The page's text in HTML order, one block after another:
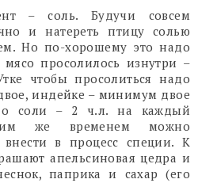
– соль. Будучи совсем
и натереть птицу солью
Но по-хорошему это надо
мясо просолилось изнутри –
чтобы просолиться надо
индейке – минимум двое
соли – 2 ч.л. на каждый
же временем можно
внести в процесс специи. К
апельсиновая цедра и
паприка и сахар (его